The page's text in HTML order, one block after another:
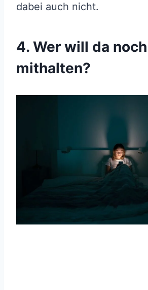
dabei auch nicht.
4. Wer will da noch
mithalten?